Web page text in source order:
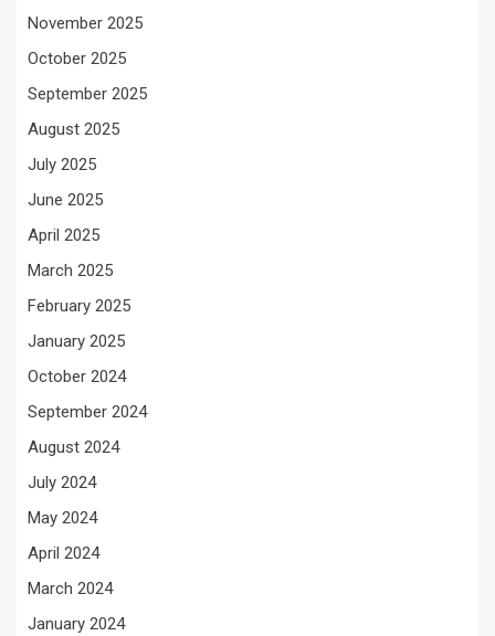
November 2025
October 2025
September 2025
August 2025
July 2025
June 2025
April 2025
March 2025
February 2025
January 2025
October 2024
September 2024
August 2024
July 2024
May 2024
April 2024
March 2024
January 2024